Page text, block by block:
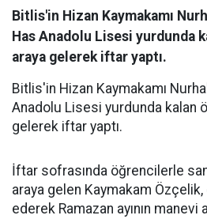
Bitlis'in Hizan Kaymakamı
Has Anadolu Lisesi yurdunda
araya gelerek iftar yaptı.
Bitlis'in Hizan Kaymakamı
Anadolu Lisesi yurdunda kalan
gelerek iftar yaptı.
İftar sofrasında öğrencilerle
araya gelen Kaymakam
ederek Ramazan ayının